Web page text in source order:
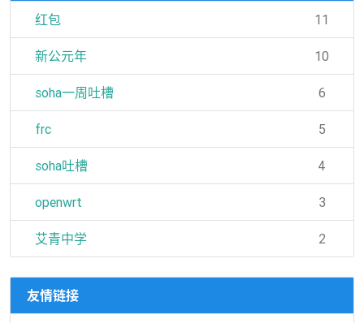
红包 11
新公元年 10
soha一周吐槽 6
frc 5
soha吐槽 4
openwrt 3
艾青中学 2
友情链接